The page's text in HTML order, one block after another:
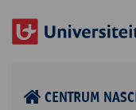
CENTRUM